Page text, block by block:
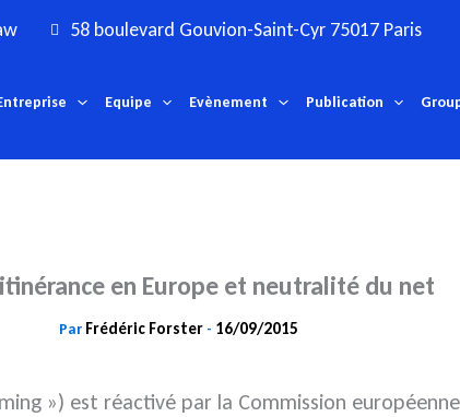
58 boulevard Gouvion-Saint-Cyr 75017 Paris
Equipe Evènement Publication
en Europe et neutralité du net
Par Frédéric Forster - 16/09/2015
») est réactivé par la Commission